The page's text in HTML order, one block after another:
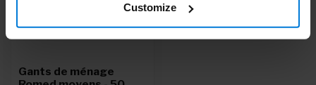
Customize
Gants de ménage